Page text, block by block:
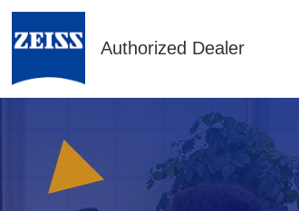
Authorized Dealer